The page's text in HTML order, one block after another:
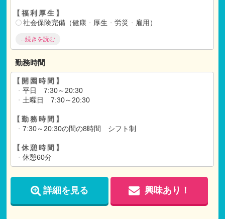
【福利厚生】
社会保険完備（健康・ 厚生 ・ 労災 ・ 雇用）
研修あり
＊社員懇親会・旅行あり
【各種手当】
通勤手当全額支給
【試用期間】
仕事内容・月給共に、正規雇用と同条件
...続きを読む
勤務時間
【開園時間】
・ 平日 7:30～20:30
・ 土曜日 7:30～20:30
【勤務時間】
・ 7:30～20:30の間の8時間 シフト制
【休憩時間】
・ 休憩60分
詳細を見る 興味あり！